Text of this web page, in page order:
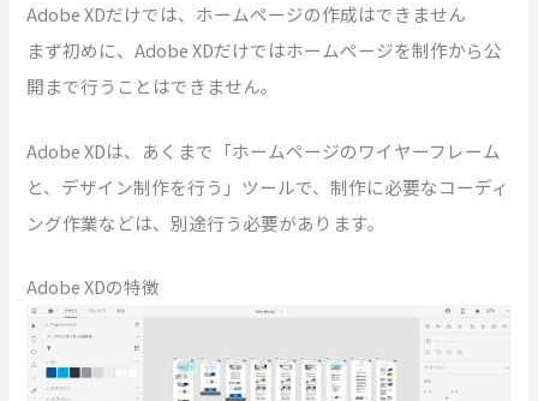
Adobe XDだけでは、ホームぺージの作成はできません
まず初めに、Adobe XDだけではホームぺージを制作から公
開まで行うことはできません。
Adobe XDは、あくまで「ホームページのワイヤーフレーム
と、デザイン制作を行う」ツールで、制作に必要なコーディ
ング作業などは、別途行う必要があります。
Adobe XDの特徴